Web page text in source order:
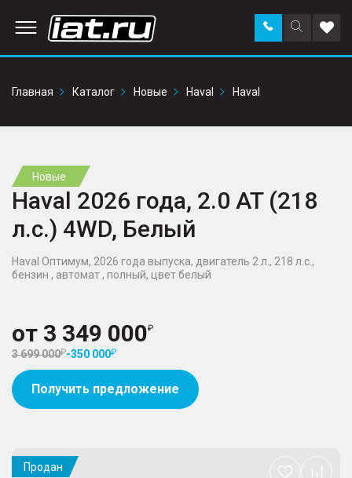
Поиск
по
Заказать
звонок в
Главная
Каталог Новые Haval Haval
Новые
Haval 2026 года, 2.0 AT (218
л.с.) 4WD, Белый
Haval Оптимум, 2026 года выпуска, двигатель 2 л., 218 л.с.,
бензин , автомат , полный, цвет белый
от 3 349 000
3 699 000 -350 000
Получить предложение
Продан